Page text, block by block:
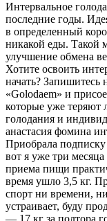
Интервальное
последние годы.
в определенный
никакой еды. Такой
улучшение обмена
Хотите освоить
начать? Запишитесь
«Golodaem» и
которые уже
голодания и
анастасия фомина
Приобрала
вот я уже три
приема пищи
время ушло 3,5 кг.
спорт ни времени,
устраивает, буду